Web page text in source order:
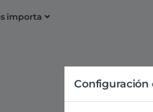
importa
Configuración